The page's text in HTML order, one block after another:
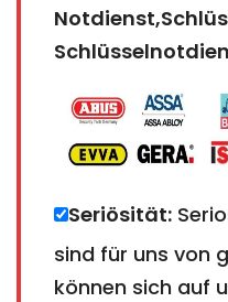
Seriösität:
sind für uns von
können sich auf